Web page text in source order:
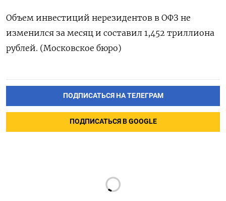
Объем инвестиций нерезидентов в ОФЗ не
изменился за месяц и составил 1,452 триллиона
рублей. (Московское бюро)
ПОДПИСАТЬСЯ НА ТЕЛЕГРАМ
ПОДПИСАТЬСЯ В GOOGLE